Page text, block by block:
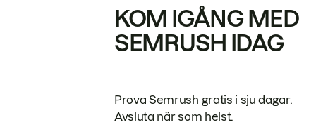
KOM IGÅNG MED
SEMRUSH IDAG
Prova Semrush gratis i sju dagar.
Avsluta när som helst.